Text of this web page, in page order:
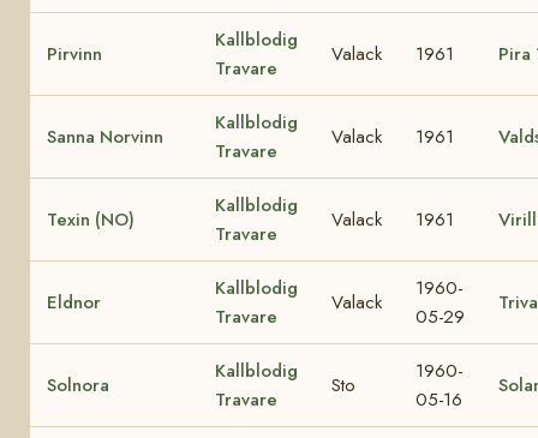
Pirvinn
Kallblodig
Travare
Valack 1961 Pira
Sanna Norvinn
Kallblodig
Travare
Valack 1961
Texin (NO)
Kallblodig
Travare
Valack 1961
Eldnor
Kallblodig
Travare
Valack
1960-
05-29
Triva
Solnora
Kallblodig
Travare
Sto
1960-
05-16